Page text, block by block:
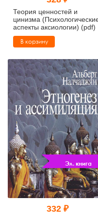
Тревожные
Психодрама
Сказкотерапия
Классический,
НЛП
Психология труда и
Психофизиология
Социальная и
Учебная литература
Теория ценностей и
цинизма
аспекты аксиологии) (pdf)
В корзину
Эл. книга
332 ₽